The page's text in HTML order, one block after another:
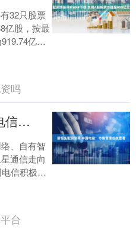
32只股票
亿股，按最
亿
吗
新恒生配资官网 中国电信：市值管理成效显著
、自有智
通信走向
信积极布
技术攻....
台